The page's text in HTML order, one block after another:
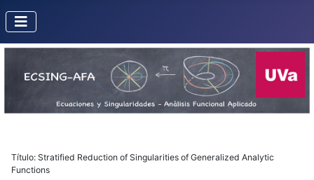
Título: Stratified Reduction of Singularities of Generalized Analytic
Functions